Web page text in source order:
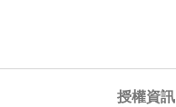
授權資訊